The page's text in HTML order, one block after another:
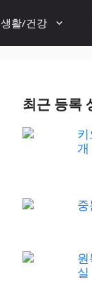
생활/건강
최근 등록
개
실